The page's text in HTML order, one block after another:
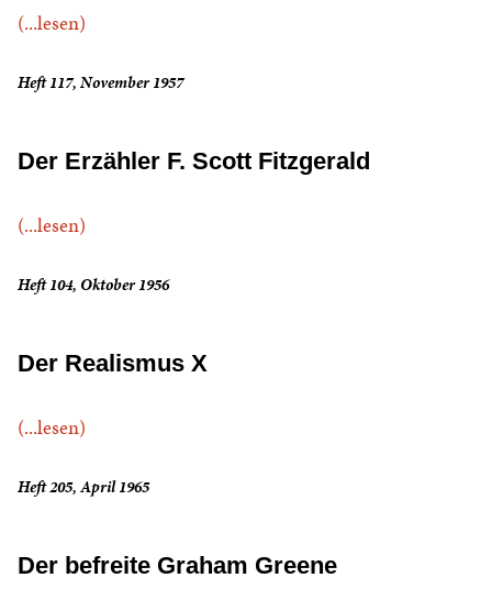
(...lesen)
Heft 117, November 1957
Der Erzähler F. Scott Fitzgerald
(...lesen)
Heft 104, Oktober 1956
Der Realismus X
(...lesen)
Heft 205, April 1965
Der befreite Graham Greene